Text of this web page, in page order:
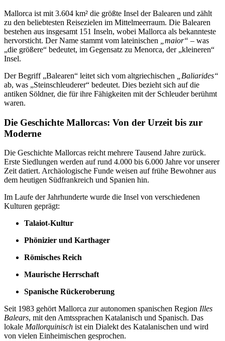
Mallorca ist mit 3.604 km² die größte Insel der Balearen und zählt
zu den beliebtesten Reisezielen im Mittelmeerraum. Die Balearen
bestehen aus insgesamt 151 Inseln, wobei Mallorca als bekannteste
hervorsticht. Der Name stammt vom lateinischen
„maior“ – was
„die größere“ bedeutet, im Gegensatz zu Menorca, der „kleineren“
Insel.
Der Begriff „Balearen“ leitet sich vom altgriechischen
„Baliarides“
ab, was „Steinschleuderer“ bedeutet. Dies bezieht sich auf die
antiken Söldner, die für ihre Fähigkeiten mit der Schleuder berühmt
waren.
Die Geschichte Mallorcas: Von der Urzeit bis zur
Moderne
Die Geschichte Mallorcas reicht mehrere Tausend Jahre zurück.
Erste Siedlungen werden auf rund 4.000 bis 6.000 Jahre vor unserer
Zeit datiert. Archäologische Funde weisen auf frühe Bewohner aus
dem heutigen Südfrankreich und Spanien hin.
Im Laufe der Jahrhunderte wurde die Insel von verschiedenen
Kulturen geprägt:
Talaiot-Kultur
Phönizier und Karthager
Römisches Reich
Maurische Herrschaft
Spanische Rückeroberung
Seit 1983 gehört Mallorca zur autonomen spanischen Region Illes
Balears, mit den Amtssprachen Katalanisch und Spanisch. Das
lokale Mallorquinisch ist ein Dialekt des Katalanischen und wird
von vielen Einheimischen gesprochen.